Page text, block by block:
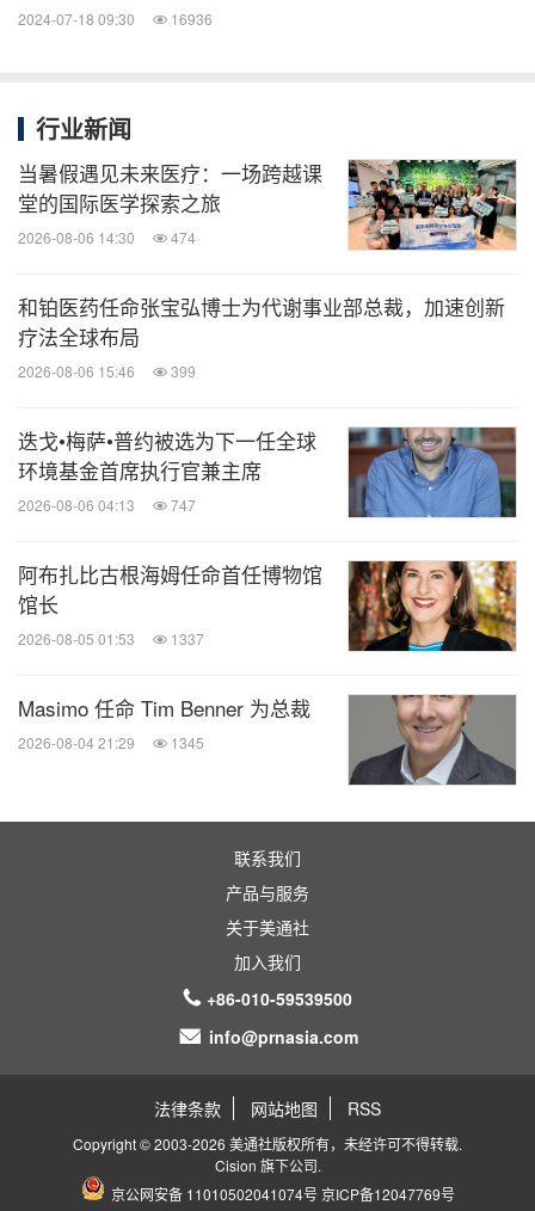
2024-07-18 09:30 16936
行业新闻
当暑假遇见未来医疗：一场跨越课
堂的国际医学探索之旅
2026-08-06 14:30 474
和铂医药任命张宝弘博士为代谢事业部总裁，加速创新
疗法全球布局
2026-08-06 15:46 399
迭戈•梅萨•普约被选为下一任全球
环境基金首席执行官兼主席
2026-08-06 04:13 747
阿布扎比古根海姆任命首任博物馆
馆长
2026-08-05 01:53 1337
Masimo 任命 Tim Benner 为总裁
2026-08-04 21:29 1345
联系我们
产品与服务
关于美通社
加入我们
+86-010-59539500
info@prnasia.com
法律条款 网站地图 RSS
Copyright © 2003-2026 美通社版权所有，未经许可不得转载.
Cision 旗下公司.
京公网安备 11010502041074号 京ICP备12047769号